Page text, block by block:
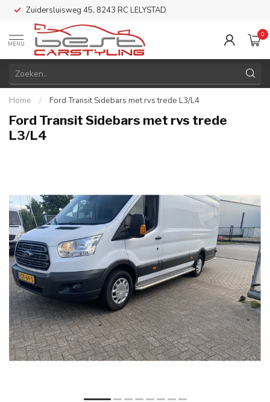
Zuidersluisweg 45, 8243 RC LELYSTAD
MENU
0
Home / Ford Transit Sidebars met rvs trede L3/L4
Ford Transit Sidebars met rvs trede
L3/L4